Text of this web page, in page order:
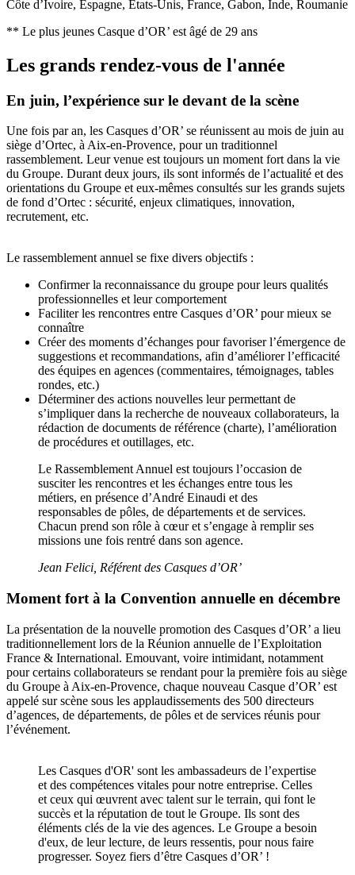
Côte d’Ivoire, Espagne, Etats-Unis, France, Gabon, Inde, Roumanie
** Le plus jeunes Casque d’OR’ est âgé de 29 ans
Les grands rendez-vous de l'année
En juin, l’expérience sur le devant de la scène
Une fois par an, les Casques d’OR’ se réunissent au mois de juin au
siège d’Ortec, à Aix-en-Provence, pour un traditionnel
rassemblement. Leur venue est toujours un moment fort dans la vie
du Groupe. Durant deux jours, ils sont informés de l’actualité et des
orientations du Groupe et eux-mêmes consultés sur les grands sujets
de fond d’Ortec : sécurité, enjeux climatiques, innovation,
recrutement, etc.
Le rassemblement annuel se fixe divers objectifs :
Confirmer la reconnaissance du groupe pour leurs qualités
professionnelles et leur comportement
Faciliter les rencontres entre Casques d’OR’ pour mieux se
connaître
Créer des moments d’échanges pour favoriser l’émergence de
suggestions et recommandations, afin d’améliorer l’efficacité
des équipes en agences (commentaires, témoignages, tables
rondes, etc.)
Déterminer des actions nouvelles leur permettant de
s’impliquer dans la recherche de nouveaux collaborateurs, la
rédaction de documents de référence (charte), l’amélioration
de procédures et outillages, etc.
Le Rassemblement Annuel est toujours l’occasion de
susciter les rencontres et les échanges entre tous les
métiers, en présence d’André Einaudi et des
responsables de pôles, de départements et de services.
Chacun prend son rôle à cœur et s’engage à remplir ses
missions une fois rentré dans son agence.
Jean Felici, Référent des Casques d’OR’
Moment fort à la Convention annuelle en décembre
La présentation de la nouvelle promotion des Casques d’OR’ a lieu
traditionnellement lors de la Réunion annuelle de l’Exploitation
France & International. Emouvant, voire intimidant, notamment
pour certains collaborateurs se rendant pour la première fois au siège
du Groupe à Aix-en-Provence, chaque nouveau Casque d’OR’ est
appelé sur scène sous les applaudissements des 500 directeurs
d’agences, de départements, de pôles et de services réunis pour
l’événement.
Les Casques d'OR' sont les ambassadeurs de l’expertise
et des compétences vitales pour notre entreprise. Celles
et ceux qui œuvrent avec talent sur le terrain, qui font le
succès et la réputation de tout le Groupe. Ils sont des
éléments clés de la vie des agences. Le Groupe a besoin
d'eux, de leur lecture, de leurs ressentis, pour nous faire
progresser. Soyez fiers d’être Casques d’OR’ !